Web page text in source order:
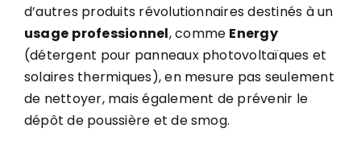
d’autres produits révolutionnaires destinés à un
usage professionnel, comme Energy
(détergent pour panneaux photovoltaïques et
solaires thermiques), en mesure pas seulement
de nettoyer, mais également de prévenir le
dépôt de poussière et de smog.